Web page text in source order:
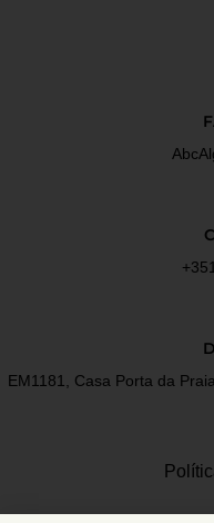
EM1181, Casa Porta da